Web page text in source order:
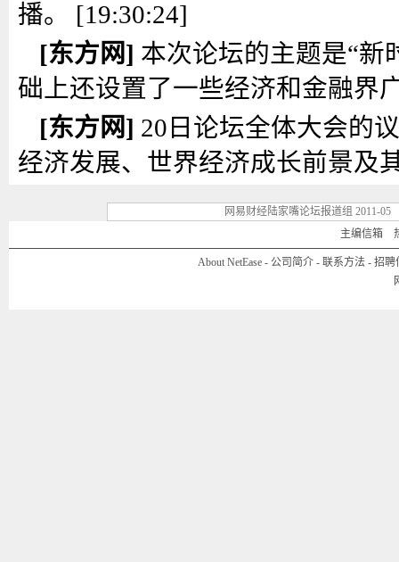
播。 [19:30:24]
[东方网] 本次论坛的主题是“新
础上还设置了一些经济和金融界
[东方网] 20日论坛全体大会的
经济发展、世界经济成长前景及
宏观审慎政策性框架构建、新
今晚在金茂君悦大酒
网易财经陆家嘴论坛报道组 2011-05
主编信箱
About NetEase - 公司简介 - 联系方法 - 招聘